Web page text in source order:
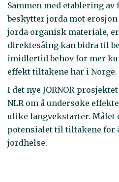
Sammen med etablering av
beskytter jorda mot
jorda organisk materiale,
direktesåing kan bidra til
imidlertid behov for mer
effekt tiltakene har i Norge.
I det nye JORNOR-
NLR om å undersøke
ulike fangvekstarter. Målet
potensialet til tiltakene for
jordhelse.